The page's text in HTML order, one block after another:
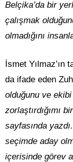
Belçika’da bir
çalışmak
olmadığını
İsmet Yılmaz’ın
da ifade eden
olduğunu ve
zorlaştırdığımı
sayfasında
seçimde aday
içerisinde görev